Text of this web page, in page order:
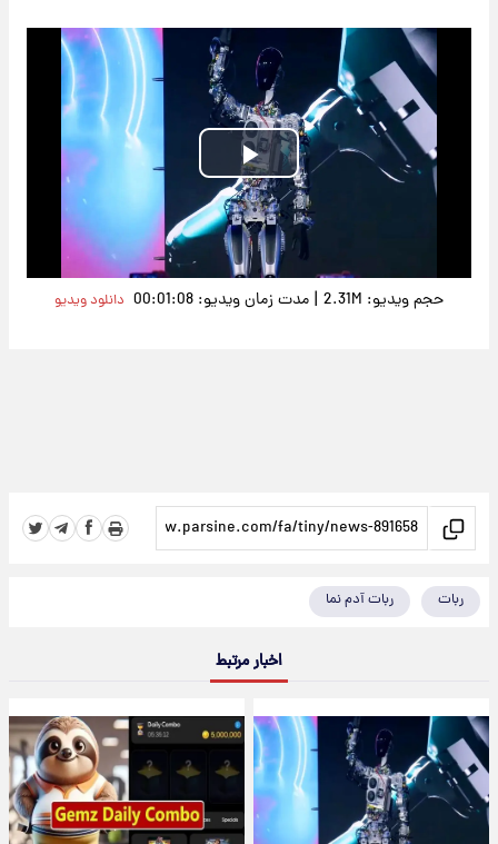
Play
Video
حجم ویدیو: 2.31M | مدت زمان ویدیو: 00:01:08 دانلود ویدیو
ربات ربات آدم نما
اخبار مرتبط